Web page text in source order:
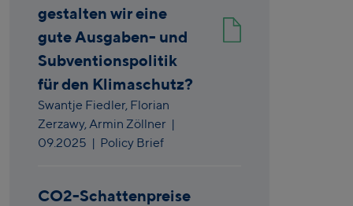
gestalten wir eine
gute Ausgaben- und
Subventionspolitik
für den Klimaschutz?
Swantje Fiedler, Florian
Zerzawy,Armin Zöllner |
09.2025 | Policy Brief
CO2-Schattenpreise